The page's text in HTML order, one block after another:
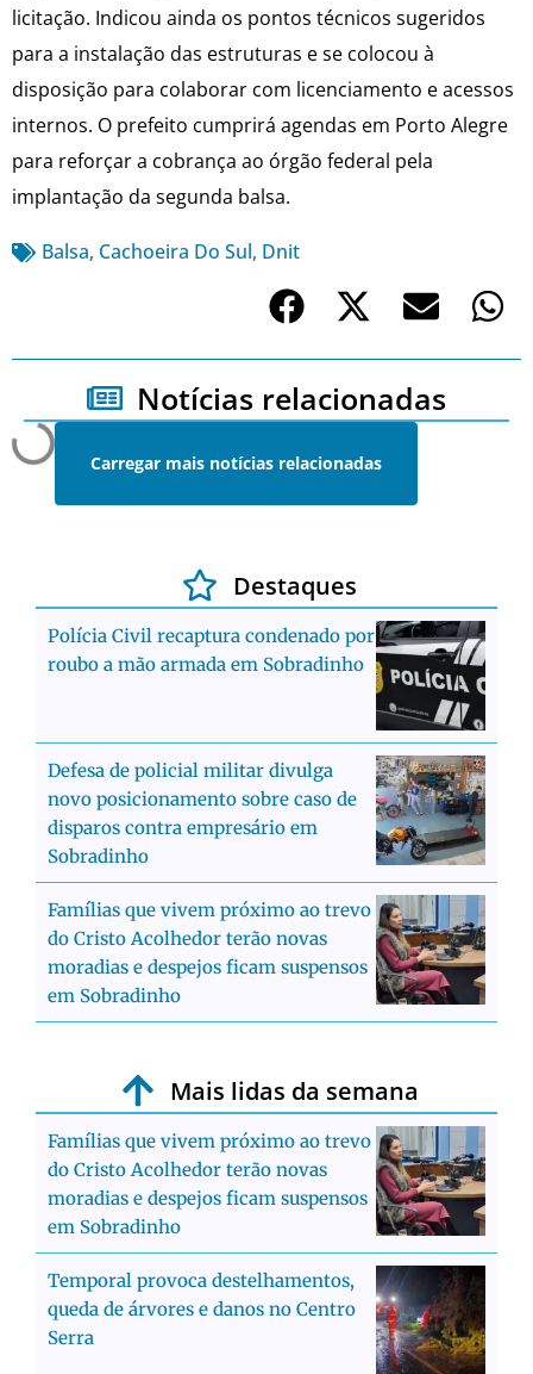
licitação. Indicou ainda os pontos técnicos sugeridos
para a instalação das estruturas e se colocou à
disposição para colaborar com licenciamento e acessos
internos. O prefeito cumprirá agendas em Porto Alegre
para reforçar a cobrança ao órgão federal pela
implantação da segunda balsa.
Balsa, Cachoeira Do Sul, Dnit
Notícias relacionadas
Carregar mais notícias relacionadas
Destaques
Polícia Civil recaptura condenado por
roubo a mão armada em Sobradinho
Defesa de policial militar divulga
novo posicionamento sobre caso de
disparos contra empresário em
Sobradinho
Famílias que vivem próximo ao trevo
do Cristo Acolhedor terão novas
moradias e despejos ficam suspensos
em Sobradinho
Mais lidas da semana
Famílias que vivem próximo ao trevo
do Cristo Acolhedor terão novas
moradias e despejos ficam suspensos
em Sobradinho
Temporal provoca destelhamentos,
queda de árvores e danos no Centro
Serra